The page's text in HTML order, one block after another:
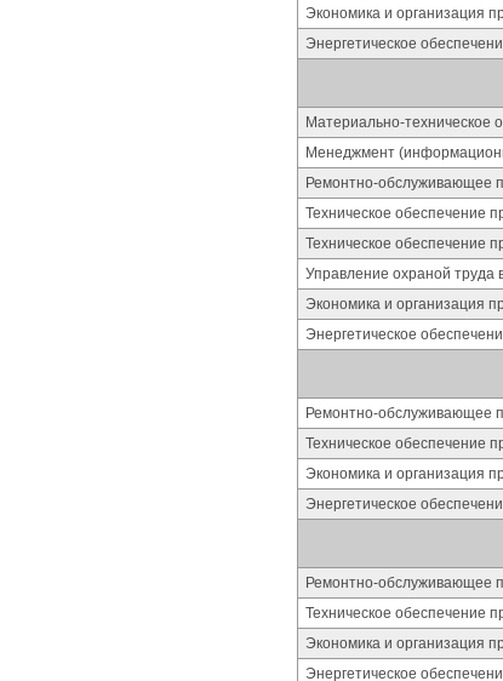
Экономика и организация
Энергетическое
Материально-техническое
Менеджмент
Ремонтно-обслуживающее
Техническое обеспечение
Техническое обеспечение
Управление охраной труда
Экономика и организация
Энергетическое
Ремонтно-обслуживающее
Техническое обеспечение
Экономика и организация
Энергетическое
Ремонтно-обслуживающее
Техническое обеспечение
Экономика и организация
Энергетическое